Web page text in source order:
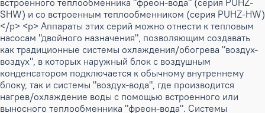
встроенного теплообменника "фреон-вода" (серия PUHZ-
SHW) и со встроенным теплообменником (серия PUHZ-HW)
</p> <p> Аппараты этих серий можно отнести к тепловым
насосам "двойного назначения", позволяющим создавать
как традиционные системы охлаждения/обогрева "воздух-
воздух", в которых наружный блок с воздушным
конденсатором подключается к обычному внутреннему
блоку, так и системы "воздух-вода", где производится
нагрев/охлаждение воды с помощью встроенного или
выносного теплообменника "фреон-вода". Системы